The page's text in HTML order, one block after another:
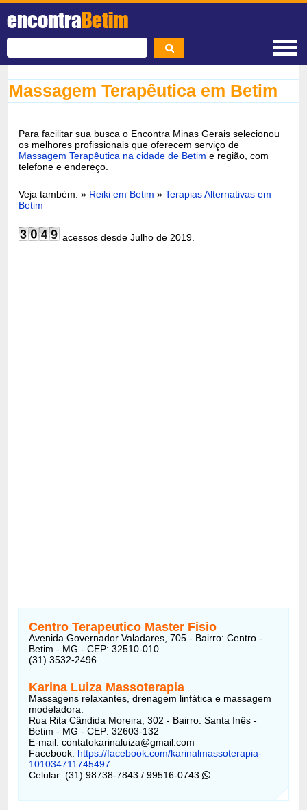
encontraBetim
Massagem Terapêutica em Betim
Para facilitar sua busca o Encontra Minas Gerais selecionou
os melhores profissionais que oferecem serviço de
Massagem Terapêutica na cidade de Betime região, com
telefone e endereço.
Veja também: » Reiki em Betim »Terapias Alternativas em
Betim
acessos desde Julho de 2019.
Centro Terapeutico Master Fisio
Avenida Governador Valadares, 705 - Bairro: Centro -
Betim - MG - CEP: 32510-010
(31) 3532-2496
Karina Luiza Massoterapia
Massagens relaxantes, drenagem linfática e massagem
modeladora.
Rua Rita Cândida Moreira, 302 - Bairro: Santa Inês -
Betim - MG - CEP: 32603-132
E-mail:contatokarinaluiza@gmail.com
Facebook: https://facebook.com/karinalmassoterapia-
101034711745497
Celular: (31) 98738-7843 / 99516-0743